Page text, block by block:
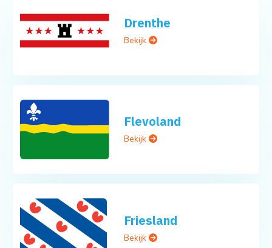
Drenthe
Bekijk
Flevoland
Bekijk
Friesland
Bekijk